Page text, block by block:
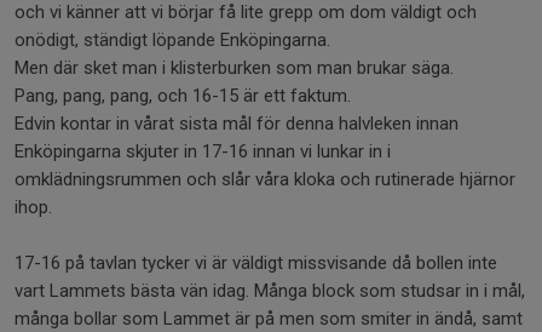
och vi känner att vi börjar få lite grepp om dom väldigt och
onödigt, ständigt löpande Enköpingarna.
Men där sket man i klisterburken som man brukar säga.
Pang, pang, pang, och 16-15 är ett faktum.
Edvin kontar in vårat sista mål för denna halvleken innan
Enköpingarna skjuter in 17-16 innan vi lunkar in i
omklädningsrummen och slår våra kloka och rutinerade hjärnor
ihop.
17-16 på tavlan tycker vi är väldigt missvisande då bollen inte
vart Lammets bästa vän idag. Många block som studsar in i mål,
många bollar som Lammet är på men som smiter in ändå, samt